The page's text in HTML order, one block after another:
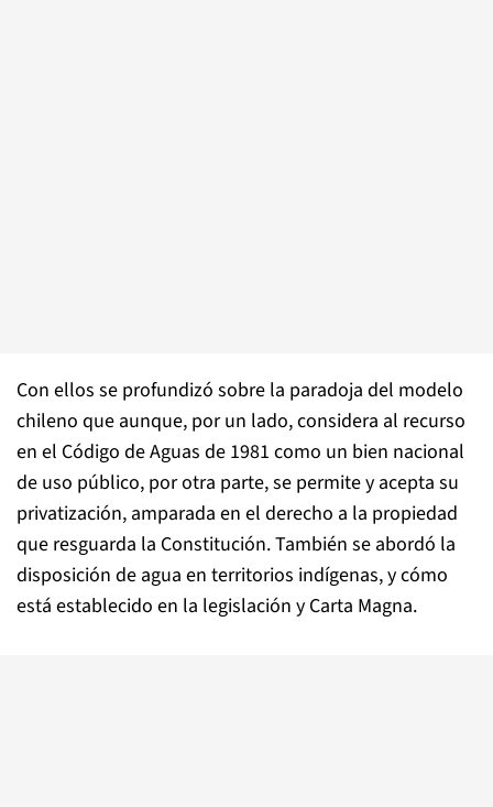
Con ellos se profundizó sobre la paradoja del modelo
chileno que aunque, por un lado, considera al recurso
en el Código de Aguas de 1981 como un bien nacional
de uso público, por otra parte, se permite y acepta su
privatización, amparada en el derecho a la propiedad
que resguarda la Constitución. También se abordó la
disposición de agua en territorios indígenas, y cómo
está establecido en la legislación y Carta Magna.